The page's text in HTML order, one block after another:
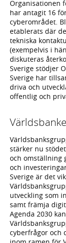
Organisationen
har antagit 16
cyberområdet.
etablerats där
tekniska
(exempelvis i
diskuteras
Sverige stödjer
Sverige har
driva och
offentlig och
stärker nu
och omställning
och
Sverige är det
utveckling som
samt främja
Agenda 2030
cyberfrågor och